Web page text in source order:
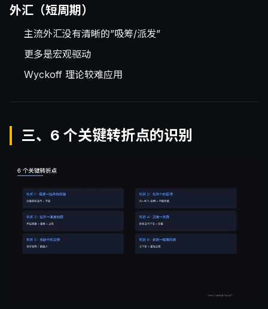
外汇（短周期）
主流外汇没有清晰的”吸筹/派发”
更多是宏观驱动
Wyckoff 理论较难应用
三、6 个关键转折点的识别